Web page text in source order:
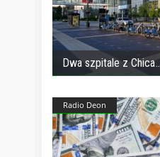
Dwa szpitale z Chica
Radio Deon